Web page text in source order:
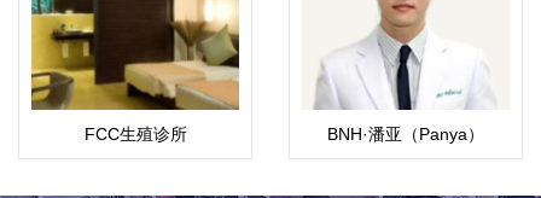
FCC生殖诊所 BNH·潘亚（Panya）